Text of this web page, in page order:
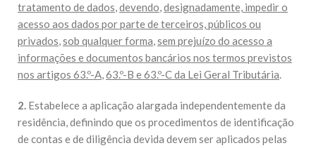
tratamento de dados,devendo,designadamente, impedir o
acesso aos dados por parte de terceiros, públicos ou
privados,sob qualquer forma,sem prejuízo do acesso a
informações e documentos bancários nos termos previstos
nos artigos 63.º-A,63.º-B e 63.º-C da Lei Geral Tributária.
2. Estabelece a aplicação alargada independentemente da
residência, definindo que os procedimentos de identificação
de contas e de diligência devida devem ser aplicados pelas